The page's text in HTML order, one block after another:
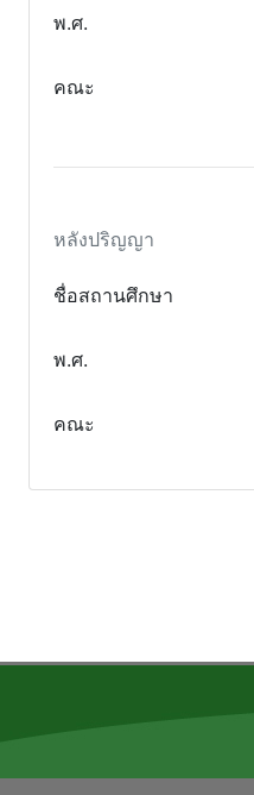
พ.ศ.
คณะ
หลังปริญญา
ชื่อสถานศึกษา
พ.ศ.
คณะ